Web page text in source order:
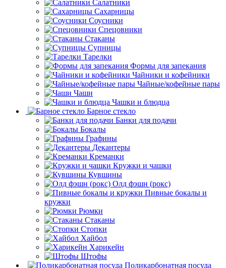
Салатники
Сахарницы
Соусники
Спецовники
Стаканы
Супницы
Тарелки
Формы для запекания
Чайники и кофейники
Чайные/кофейные пары
Чаши
Чашки и блюдца
Барное стекло
Банки для подачи
Бокалы
Графины
Декантеры
Креманки
Кружки и чашки
Кувшины
Олд фэшн (рокс)
Пивные бокалы и
кружки
Рюмки
Стаканы
Стопки
Хайбол
Харикейн
Штофы
Поликарбонатная посуда